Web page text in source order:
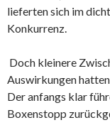
lieferten sich im
Konkurrenz.
Doch kleinere
Auswirkungen
Der anfangs klar
Boxenstopp